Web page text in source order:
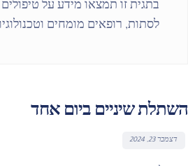
בתגית זו תמצאו מידע על
לסתות, רופאים מומחים
השתלת שיניים ביום אחד
דצמבר 23, 2024